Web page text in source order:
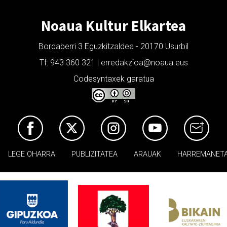
Noaua Kultur Elkartea
Bordaberri 3 Eguzkitzaldea - 20170 Usurbil
Tf: 943 360 321 | erredakzioa@noaua.eus
Codesyntaxek garatua
LEGE OHARRA PUBLIZITATEA ARAUAK